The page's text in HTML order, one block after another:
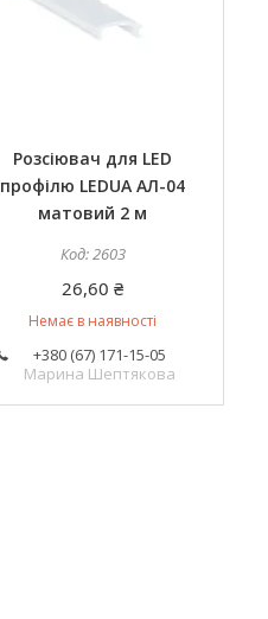
Розсіювач для LED
профілю LEDUA АЛ-04
матовий 2 м
2603
26,60 ₴
Немає в наявності
+380 (67) 171-15-05
Марина Шептякова